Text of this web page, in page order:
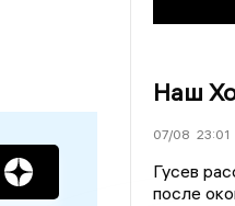
Наш
07/08 23:01
Гусев
после